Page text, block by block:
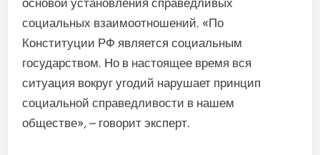
основой установления справедливых
социальных взаимоотношений. «По
Конституции РФ является социальным
государством. Но в настоящее время вся
ситуация вокруг угодий нарушает принцип
социальной справедливости в нашем
обществе», – говорит эксперт.